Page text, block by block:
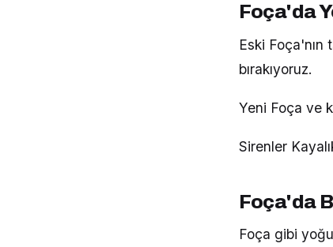
Foça'da
Eski Foça'nın
bırakıyoruz.
Yeni Foça ve
Sirenler
Foça'da
Foça gibi